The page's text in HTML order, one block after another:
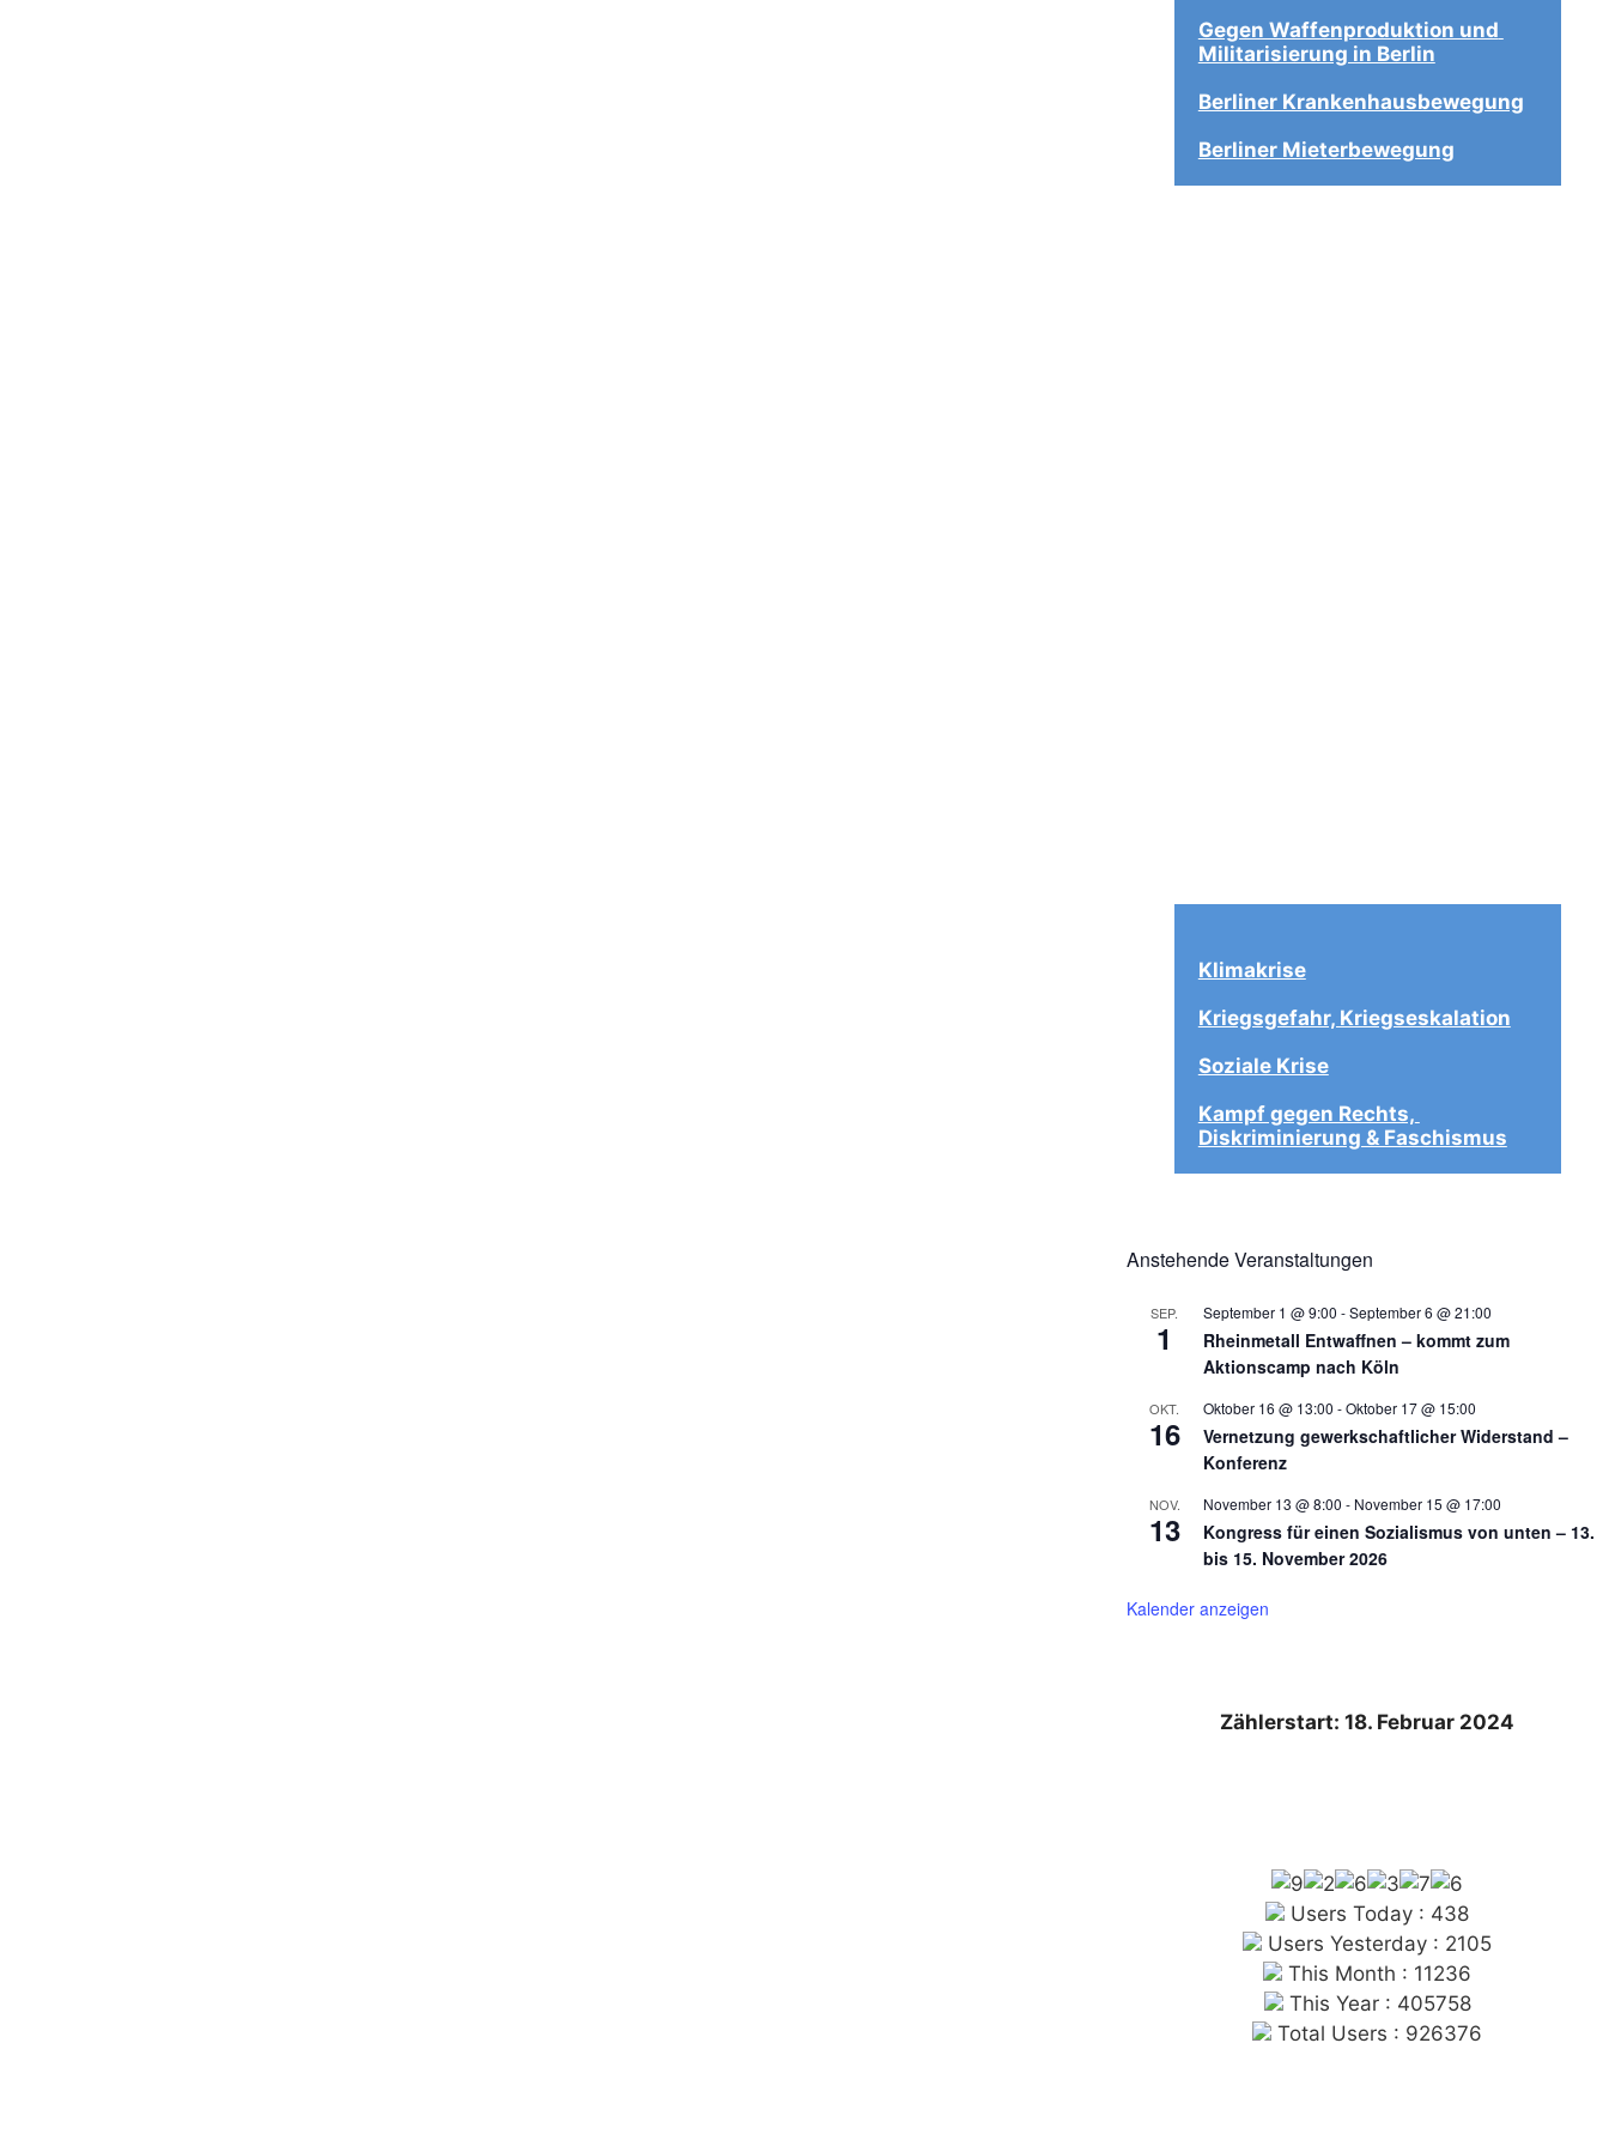
Gegen Waffenproduktion und
Militarisierung in Berlin
Berliner Krankenhausbewegung
Berliner Mieterbewegung
Klimakrise
Kriegsgefahr, Kriegseskalation
Soziale Krise
Kampf gegen Rechts,
Diskriminierung & Faschismus
Anstehende Veranstaltungen
SEP.
1
September 1 @ 9:00 -September 6 @ 21:00
Rheinmetall Entwaffnen – kommt zum
Aktionscamp nach Köln
OKT.
16
Oktober 16 @ 13:00 -Oktober 17 @ 15:00
Vernetzung gewerkschaftlicher Widerstand –
Konferenz
NOV.
13
November 13 @ 8:00 - November 15 @ 17:00
Kongress für einen Sozialismus von unten – 13.
bis 15. November 2026
Kalender anzeigen
Zählerstart: 18. Februar 2024
Users Today : 438
Users Yesterday : 2105
This Month : 11236
This Year : 405758
Total Users : 926376